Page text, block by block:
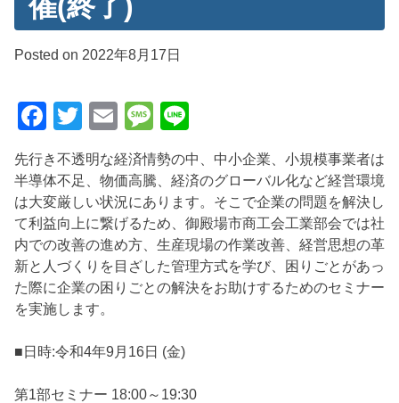
Posted on 2022年8月17日
Facebook
Twitter
EmailMessage
先行き不透明な経済情勢の中、中小企業、小規模事業者は
半導体不足、物価高騰、経済のグローバル化など経営環境
は大変厳しい状況にあります。そこで企業の問題を解決し
て利益向上に繋げるため、御殿場市商工会工業部会では社
内での改善の進め方、生産現場の作業改善、経営思想の革
新と人づくりを目ざした管理方式を学び、困りごとがあっ
た際に企業の困りごとの解決をお助けするためのセミナー
を実施します。
■日時:令和4年9月16日 (金)
第1部セミナー 18:00～19:30